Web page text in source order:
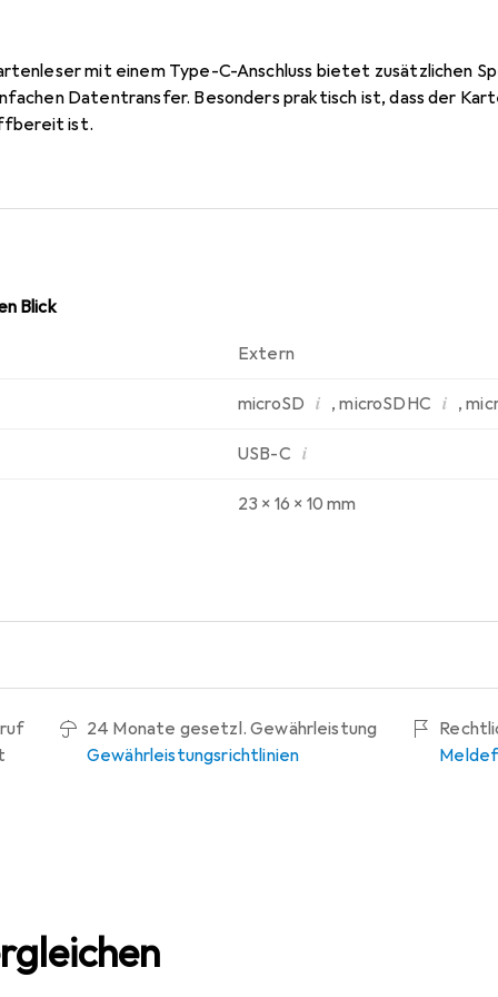
mit einem Type-C-Anschluss bietet zusätzlichen
Datentransfer. Besonders praktisch ist, dass der
ist.
Blick
Extern
microSD i ,microSDHC i ,
USB-C i
23 x 16 x 10 mm
24 Monate gesetzl. Gewährleistung
Gewährleistungsrichtlinien